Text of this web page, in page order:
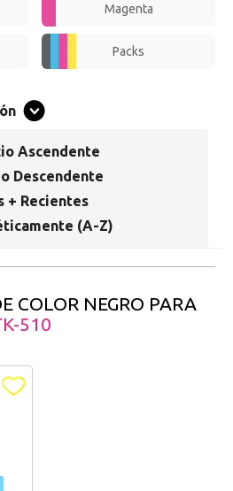
y ofertas suscribiéndote a nuestro
de noticias
y ofertas en toda la gama de
e informática.
distribuidor
Magenta
Packs
Ascendente
Descendente
+ Recientes
(A-Z)
COLOR NEGRO PARA
510